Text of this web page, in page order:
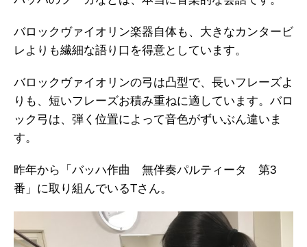
バロックヴァイオリン楽器自体も、大きなカンタービ
レよりも繊細な語り口を得意としています。
バロックヴァイオリンの弓は凸型で、長いフレーズよ
りも、短いフレーズお積み重ねに適しています。バロ
ック弓は、弾く位置によって音色がずいぶん違いま
す。
昨年から「バッハ作曲 無伴奏パルティータ 第3
番」に取り組んでいるTさん。